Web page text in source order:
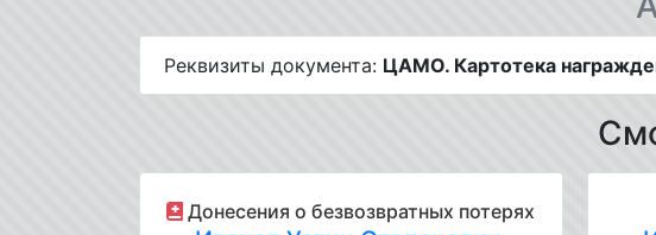
Реквизиты документа: ЦАМО. Картотека
Донесения о безвозвратных потерях